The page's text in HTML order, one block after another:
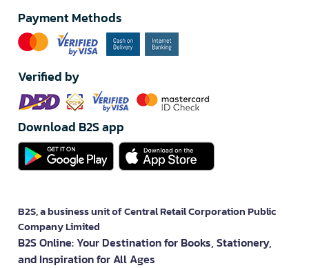
Payment Methods
Verified by
Download B2S app
B2S, a business unit of Central Retail Corporation Public
Company Limited
B2S Online: Your Destination for Books, Stationery,
and Inspiration for All Ages